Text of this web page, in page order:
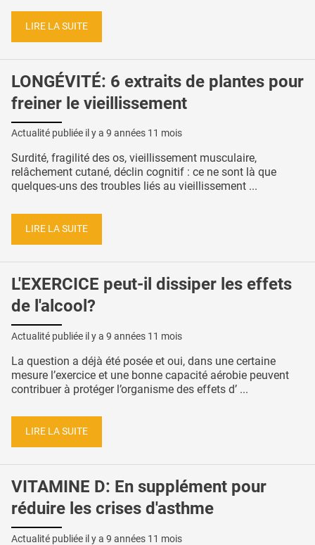
LIRE LA SUITE
LONGÉVITÉ: 6 extraits de plantes pour
freiner le vieillissement
Actualité publiée il y a 9 années 11 mois
Surdité, fragilité des os, vieillissement musculaire,
relâchement cutané, déclin cognitif : ce ne sont là que
quelques-uns des troubles liés au vieillissement ...
LIRE LA SUITE
L'EXERCICE peut-il dissiper les effets
de l'alcool?
Actualité publiée il y a 9 années 11 mois
La question a déjà été posée et oui, dans une certaine
mesure l’exercice et une bonne capacité aérobie peuvent
contribuer à protéger l’organisme des effets d’ ...
LIRE LA SUITE
VITAMINE D: En supplément pour
réduire les crises d'asthme
Actualité publiée il y a 9 années 11 mois